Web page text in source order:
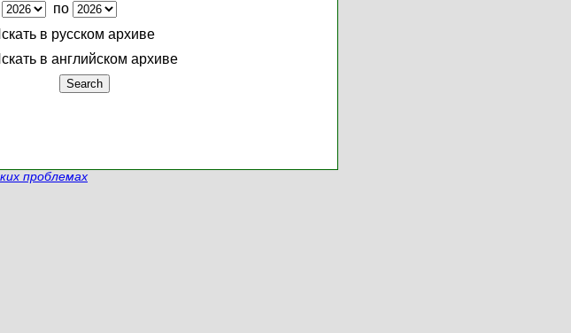
по
в русском архиве
в английском архиве
проблемах